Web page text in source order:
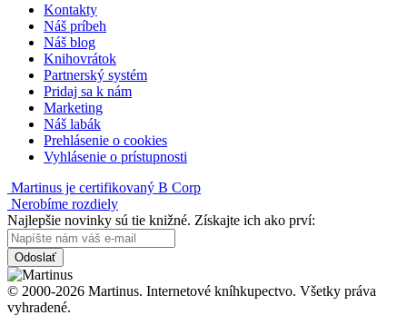
Kontakty
Náš príbeh
Náš blog
Knihovrátok
Partnerský systém
Pridaj sa k nám
Marketing
Náš labák
Prehlásenie o cookies
Vyhlásenie o prístupnosti
Martinus je certifikovaný B Corp
Nerobíme rozdiely
Najlepšie novinky sú tie knižné. Získajte ich ako prví:
Odoslať
© 2000-2026 Martinus. Internetové kníhkupectvo. Všetky práva
vyhradené.